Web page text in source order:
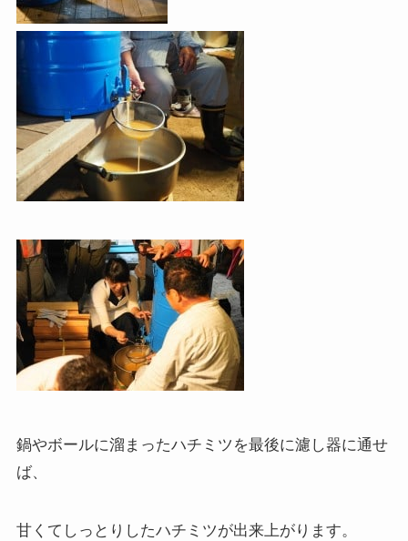
鍋やボールに溜まったハチミツを最後に濾し器に通せ
ば、
甘くてしっとりしたハチミツが出来上がります。